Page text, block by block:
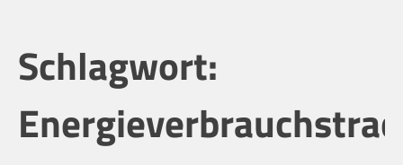
Schlagwort: